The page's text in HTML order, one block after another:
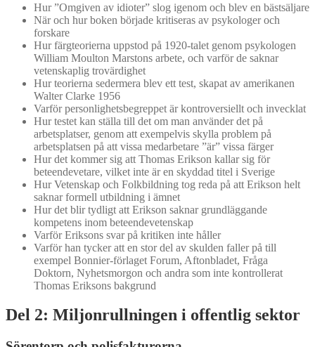
Hur ”Omgiven av idioter” slog igenom och blev en bästsäljare
När och hur boken började kritiseras av psykologer och
forskare
Hur färgteorierna uppstod på 1920-talet genom psykologen
William Moulton Marstons arbete, och varför de saknar
vetenskaplig trovärdighet
Hur teorierna sedermera blev ett test, skapat av amerikanen
Walter Clarke 1956
Varför personlighetsbegreppet är kontroversiellt och invecklat
Hur testet kan ställa till det om man använder det på
arbetsplatser, genom att exempelvis skylla problem på
arbetsplatsen på att vissa medarbetare ”är” vissa färger
Hur det kommer sig att Thomas Erikson kallar sig för
beteendevetare, vilket inte är en skyddad titel i Sverige
Hur Vetenskap och Folkbildning tog reda på att Erikson helt
saknar formell utbildning i ämnet
Hur det blir tydligt att Erikson saknar grundläggande
kompetens inom beteendevetenskap
Varför Eriksons svar på kritiken inte håller
Varför han tycker att en stor del av skulden faller på till
exempel Bonnier-förlaget Forum, Aftonbladet, Fråga
Doktorn, Nyhetsmorgon och andra som inte kontrollerat
Thomas Eriksons bakgrund
Del 2: Miljonrullningen i offentlig sektor